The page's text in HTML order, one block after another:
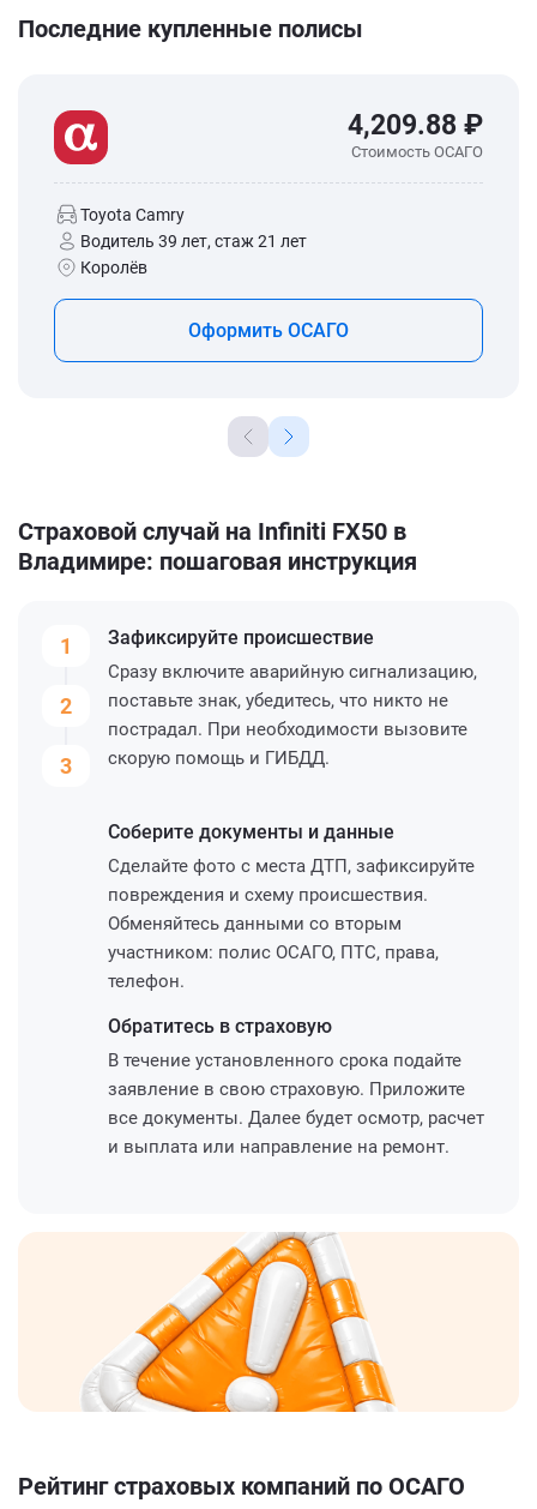
Последние купленные полисы
4,209.88 ₽
Стоимость ОСАГО
Toyota Camry
Водитель 39 лет, стаж 21 лет
Королёв
Оформить ОСАГО
Страховой случай на Infiniti FX50 в
Владимире: пошаговая инструкция
1
2
3
Зафиксируйте происшествие
Сразу включите аварийную сигнализацию,
поставьте знак, убедитесь, что никто не
пострадал. При необходимости вызовите
скорую помощь и ГИБДД.
Соберите документы и данные
Сделайте фото с места ДТП, зафиксируйте
повреждения и схему происшествия.
Обменяйтесь данными со вторым
участником: полис ОСАГО, ПТС, права,
телефон.
Обратитесь в страховую
В течение установленного срока подайте
заявление в свою страховую. Приложите
все документы. Далее будет осмотр, расчет
и выплата или направление на ремонт.
Рейтинг страховых компаний по ОСАГО